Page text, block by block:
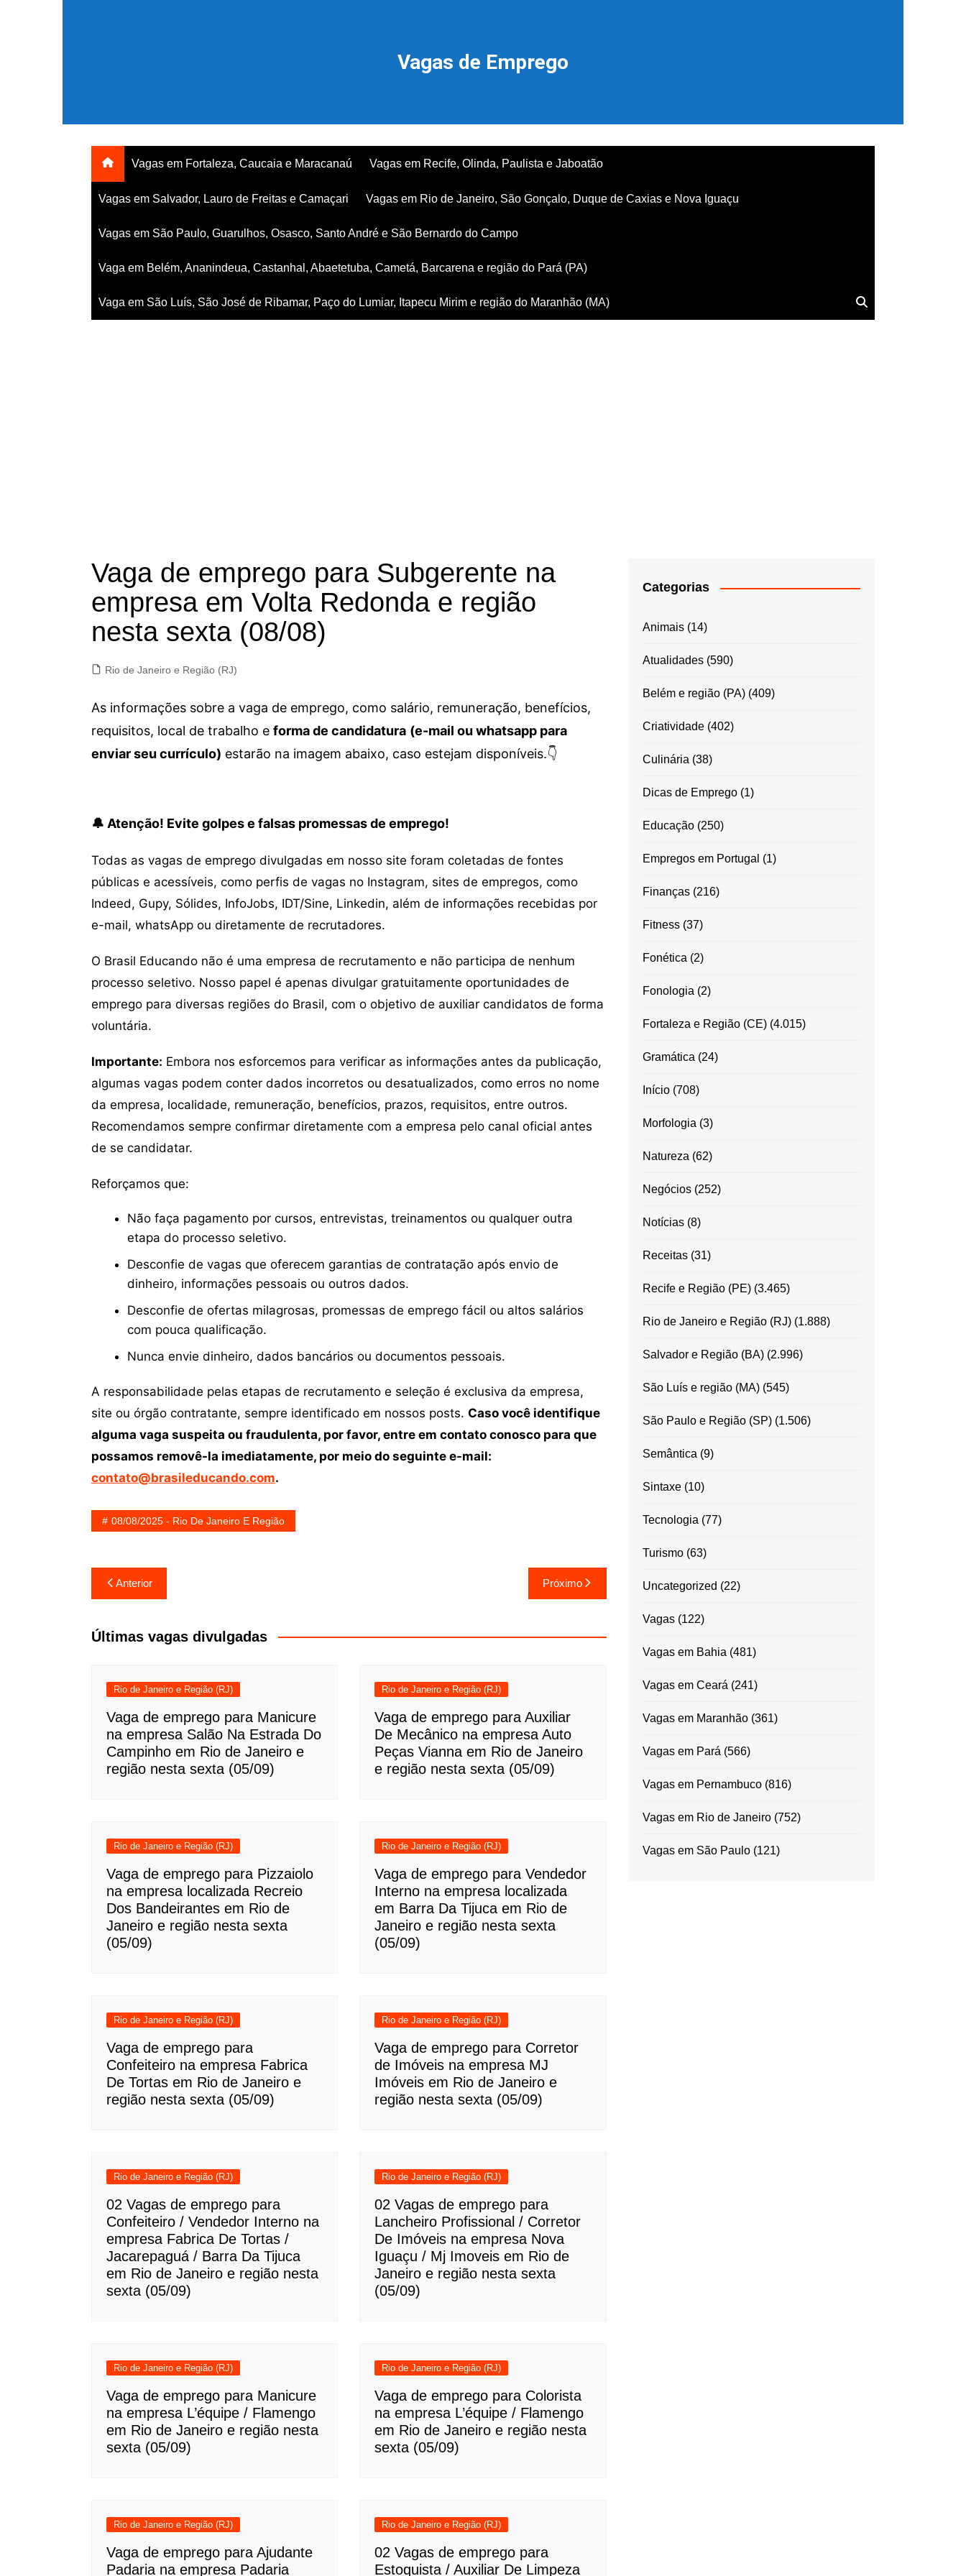
Vagas de Emprego
Vagas em Fortaleza, Caucaia e Maracanaú Vagas em Recife, Olinda, Paulista e Jaboatão
Vagas em Salvador, Lauro de Freitas e Camaçari Vagas em Rio de Janeiro, São Gonçalo, Duque de Caxias e Nova Iguaçu
Vagas em São Paulo, Guarulhos, Osasco, Santo André e São Bernardo do Campo
Vaga em Belém, Ananindeua, Castanhal, Abaetetuba, Cametá, Barcarena e região do Pará (PA)
Vaga em São Luís, São José de Ribamar, Paço do Lumiar, Itapecu Mirim e região do Maranhão (MA)
Vaga de emprego para Subgerente na
empresa em Volta Redonda e região
nesta sexta (08/08)
Rio de Janeiro e Região (RJ)
As informações sobre a vaga de emprego, como salário, remuneração, benefícios,
requisitos, local de trabalho e forma de candidatura (e-mail ou whatsapp para
enviar seu currículo) estarão na imagem abaixo, caso estejam disponíveis.👇
🔔 Atenção! Evite golpes e falsas promessas de emprego!
Todas as vagas de emprego divulgadas em nosso site foram coletadas de fontes
públicas e acessíveis, como perfis de vagas no Instagram, sites de empregos, como
Indeed, Gupy, Sólides, InfoJobs, IDT/Sine, Linkedin, além de informações recebidas por
e-mail, whatsApp ou diretamente de recrutadores.
O Brasil Educando não é uma empresa de recrutamento e não participa de nenhum
processo seletivo. Nosso papel é apenas divulgar gratuitamente oportunidades de
emprego para diversas regiões do Brasil, com o objetivo de auxiliar candidatos de forma
voluntária.
Importante: Embora nos esforcemos para verificar as informações antes da publicação,
algumas vagas podem conter dados incorretos ou desatualizados, como erros no nome
da empresa, localidade, remuneração, benefícios, prazos, requisitos, entre outros.
Recomendamos sempre confirmar diretamente com a empresa pelo canal oficial antes
de se candidatar.
Reforçamos que:
Não faça pagamento por cursos, entrevistas, treinamentos ou qualquer outra
etapa do processo seletivo.
Desconfie de vagas que oferecem garantias de contratação após envio de
dinheiro, informações pessoais ou outros dados.
Desconfie de ofertas milagrosas, promessas de emprego fácil ou altos salários
com pouca qualificação.
Nunca envie dinheiro, dados bancários ou documentos pessoais.
A responsabilidade pelas etapas de recrutamento e seleção é exclusiva da empresa,
site ou órgão contratante, sempre identificado em nossos posts. Caso você identifique
alguma vaga suspeita ou fraudulenta, por favor, entre em contato conosco para que
possamos removê-la imediatamente, por meio do seguinte e-mail:
contato@brasileducando.com.
08/08/2025 - Rio De Janeiro E Região
Navegação
de
Post
Anterior Próximo
Últimas vagas divulgadas
Rio de Janeiro e Região (RJ)
Vaga de emprego para Manicure
na empresa Salão Na Estrada Do
Campinho em Rio de Janeiro e
região nesta sexta (05/09)
Rio de Janeiro e Região (RJ)
Vaga de emprego para Auxiliar
De Mecânico na empresa Auto
Peças Vianna em Rio de Janeiro
e região nesta sexta (05/09)
Rio de Janeiro e Região (RJ)
Vaga de emprego para Pizzaiolo
na empresa localizada Recreio
Dos Bandeirantes em Rio de
Janeiro e região nesta sexta
(05/09)
Rio de Janeiro e Região (RJ)
Vaga de emprego para Vendedor
Interno na empresa localizada
em Barra Da Tijuca em Rio de
Janeiro e região nesta sexta
(05/09)
Rio de Janeiro e Região (RJ)
Vaga de emprego para
Confeiteiro na empresa Fabrica
De Tortas em Rio de Janeiro e
região nesta sexta (05/09)
Rio de Janeiro e Região (RJ)
Vaga de emprego para Corretor
de Imóveis na empresa MJ
Imóveis em Rio de Janeiro e
região nesta sexta (05/09)
Rio de Janeiro e Região (RJ)
02 Vagas de emprego para
Confeiteiro / Vendedor Interno na
empresa Fabrica De Tortas /
Jacarepaguá / Barra Da Tijuca
em Rio de Janeiro e região nesta
sexta (05/09)
Rio de Janeiro e Região (RJ)
02 Vagas de emprego para
Lancheiro Profissional / Corretor
De Imóveis na empresa Nova
Iguaçu / Mj Imoveis em Rio de
Janeiro e região nesta sexta
(05/09)
Rio de Janeiro e Região (RJ)
Vaga de emprego para Manicure
na empresa L’équipe / Flamengo
em Rio de Janeiro e região nesta
sexta (05/09)
Rio de Janeiro e Região (RJ)
Vaga de emprego para Colorista
na empresa L’équipe / Flamengo
em Rio de Janeiro e região nesta
sexta (05/09)
Rio de Janeiro e Região (RJ)
Vaga de emprego para Ajudante
Padaria na empresa Padaria
Rio de Janeiro e Região (RJ)
02 Vagas de emprego para
Estoquista / Auxiliar De Limpeza
Categorias
Animais(14)
Atualidades(590)
Belém e região (PA)(409)
Criatividade(402)
Culinária (38)
Dicas de Emprego(1)
Educação(250)
Empregos em Portugal (1)
Finanças(216)
Fitness(37)
Fonética (2)
Fonologia (2)
Fortaleza e Região (CE)(4.015)
Gramática (24)
Início(708)
Morfologia (3)
Natureza (62)
Negócios(252)
Notícias(8)
Receitas(31)
Recife e Região (PE)(3.465)
Rio de Janeiro e Região (RJ)(1.888)
Salvador e Região (BA)(2.996)
São Luís e região (MA)(545)
São Paulo e Região (SP)(1.506)
Semântica (9)
Sintaxe(10)
Tecnologia (77)
Turismo(63)
Uncategorized (22)
Vagas(122)
Vagas em Bahia (481)
Vagas em Ceará (241)
Vagas em Maranhão(361)
Vagas em Pará (566)
Vagas em Pernambuco(816)
Vagas em Rio de Janeiro(752)
Vagas em São Paulo(121)